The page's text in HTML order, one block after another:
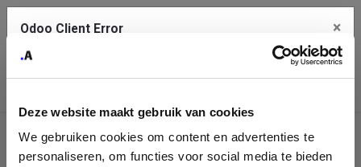
Deze website maakt gebruik van cookies
We gebruiken cookies om content en advertenties te
personaliseren, om functies voor social media te bieden
Company
Odoo Client Error ×
service.